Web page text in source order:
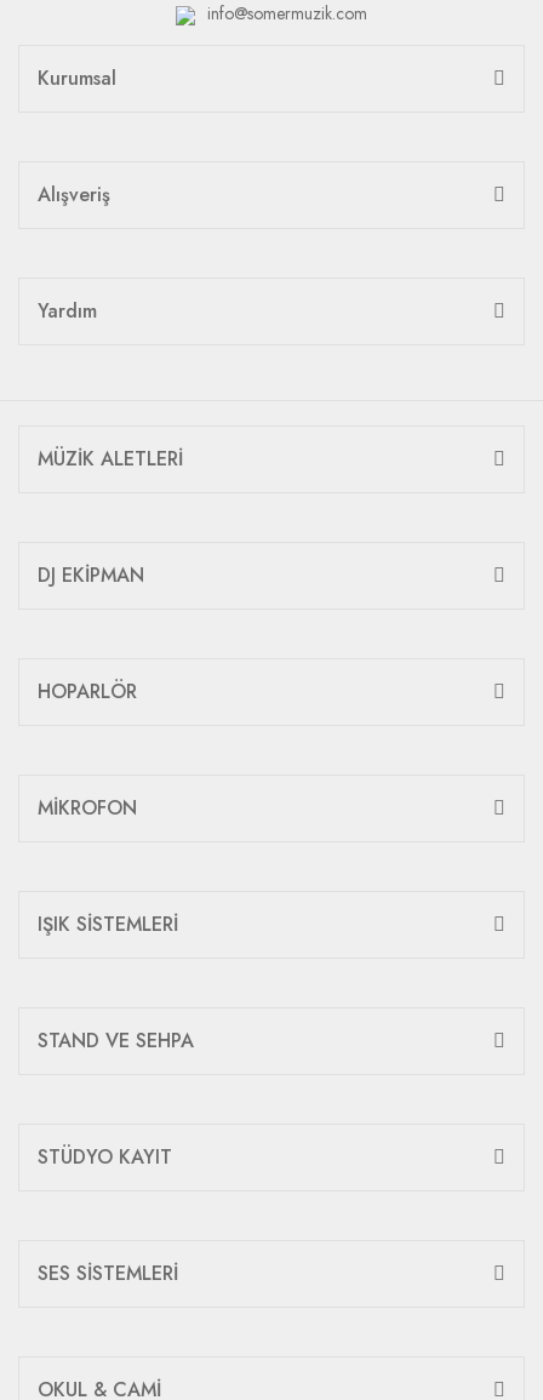
info@somermuzik.com
Kurumsal
Alışveriş
Yardım
MÜZİK ALETLERİ
DJ EKİPMAN
HOPARLÖR
MİKROFON
IŞIK SİSTEMLERİ
STAND VE SEHPA
STÜDYO KAYIT
SES SİSTEMLERİ
OKUL & CAMİ